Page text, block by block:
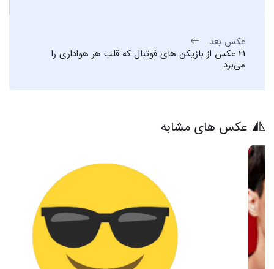
عکس بعد
21 عکس از بازیکن های فوتبال که قلب هر هواداری را
می‌برد
عکس های مشابه